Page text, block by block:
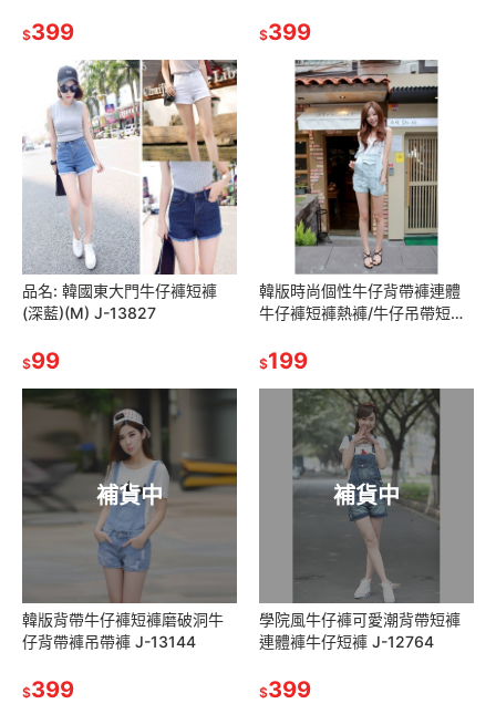
$399 $399
品名: 韓國東大門牛仔褲短褲
(深藍)(M) J-13827
$99
韓版時尚個性牛仔背帶褲連體
牛仔褲短褲熱褲/牛仔吊帶短褲
$199
補貨中
韓版背帶牛仔褲短褲磨破洞牛
仔背帶褲吊帶褲 J-13144
$399
補貨中
學院風牛仔褲可愛潮背帶短褲
連體褲牛仔短褲 J-12764
$399